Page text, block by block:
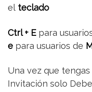
el teclado
Ctrl + Epara
e para usuarios de
Una vez que tengas
Invitación solo